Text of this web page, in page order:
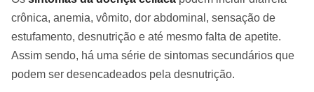
crônica, anemia, vômito, dor abdominal, sensação de
estufamento, desnutrição e até mesmo falta de apetite.
Assim sendo, há uma série de sintomas secundários que
podem ser desencadeados pela desnutrição.